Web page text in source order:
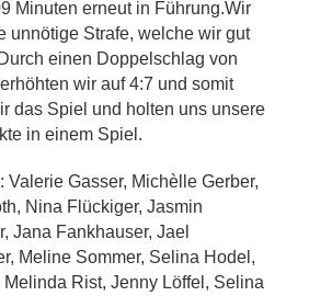
Minuten erneut in Führung.Wir
unnötige Strafe, welche wir gut
einen Doppelschlag von
wir auf 4:7 und somit
das Spiel und holten uns unsere
in einem Spiel.
Valerie Gasser, Michèlle Gerber,
Nina Flückiger, Jasmin
Jana Fankhauser, Jael
Meline Sommer, Selina Hodel,
Rist, Jenny Löffel, Selina